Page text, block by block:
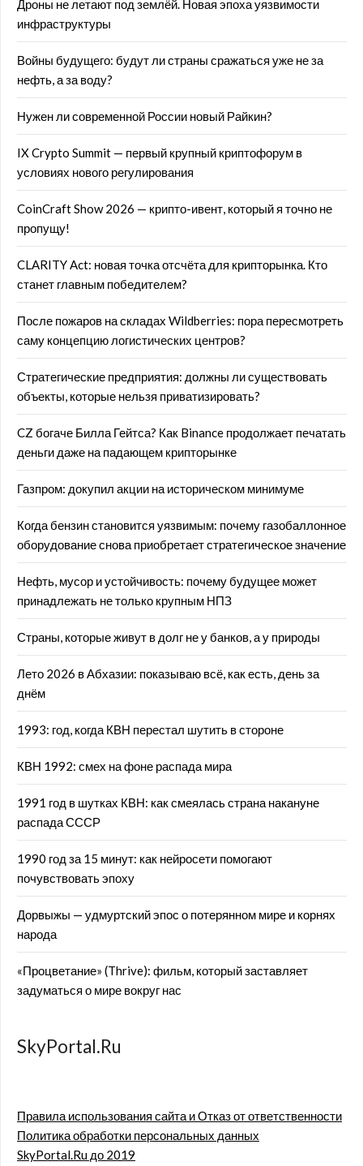
Дроны не летают под землёй. Новая эпоха уязвимости
инфраструктуры
Войны будущего: будут ли страны сражаться уже не за
нефть, а за воду?
Нужен ли современной России новый Райкин?
IX Crypto Summit — первый крупный криптофорум в
условиях нового регулирования
CoinCraft Show 2026 — крипто-ивент, который я точно не
пропущу!
CLARITY Act: новая точка отсчёта для крипторынка. Кто
станет главным победителем?
После пожаров на складах Wildberries: пора пересмотреть
саму концепцию логистических центров?
Стратегические предприятия: должны ли существовать
объекты, которые нельзя приватизировать?
CZ богаче Билла Гейтса? Как Binance продолжает печатать
деньги даже на падающем крипторынке
Газпром: докупил акции на историческом минимуме
Когда бензин становится уязвимым: почему газобаллонное
оборудование снова приобретает стратегическое значение
Нефть, мусор и устойчивость: почему будущее может
принадлежать не только крупным НПЗ
Страны, которые живут в долг не у банков, а у природы
Лето 2026 в Абхазии: показываю всё, как есть, день за
днём
1993: год, когда КВН перестал шутить в стороне
КВН 1992: смех на фоне распада мира
1991 год в шутках КВН: как смеялась страна накануне
распада СССР
1990 год за 15 минут: как нейросети помогают
почувствовать эпоху
Дорвыжы — удмуртский эпос о потерянном мире и корнях
народа
«Процветание» (Thrive): фильм, который заставляет
задуматься о мире вокруг нас
SkyPortal.Ru
Правила использования сайта и Отказ от ответственности
Политика обработки персональных данных
SkyPortal.Ru до 2019